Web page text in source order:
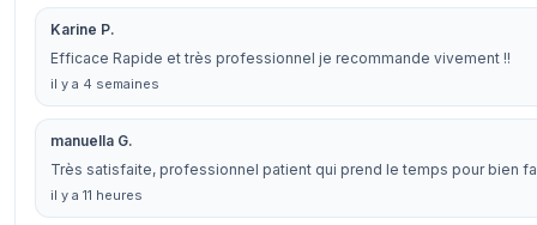
Karine P.
Efficace Rapide et très professionnel je recommande vivement !!
il y a 4 semaines
manuella G.
Très satisfaite, professionnel patient qui prend le temps pour bien
il y a 11 heures